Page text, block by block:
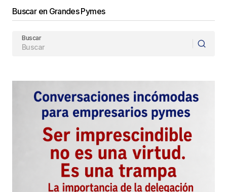
Buscar en Grandes Pymes
Buscar